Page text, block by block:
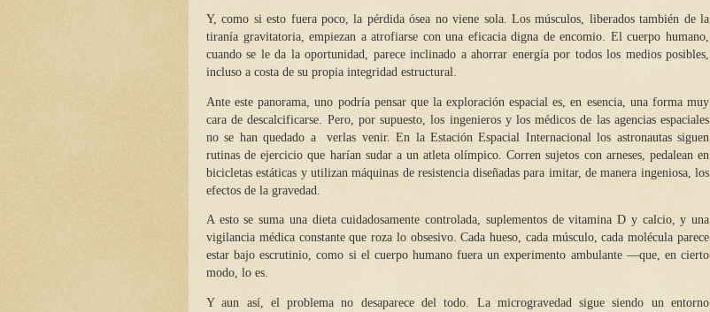
Y, como si esto fuera poco, la pérdida ósea no viene sola. Los músculos, liberados también de la
tiranía gravitatoria, empiezan a atrofiarse con una eficacia digna de encomio. El cuerpo humano,
cuando se le da la oportunidad, parece inclinado a ahorrar energía por todos los medios posibles,
incluso a costa de su propia integridad estructural.
Ante este panorama, uno podría pensar que la exploración espacial es, en esencia, una forma muy
cara de descalcificarse. Pero, por supuesto, los ingenieros y los médicos de las agencias espaciales
no se han quedado a verlas venir. En la Estación Espacial Internacional los astronautas siguen
rutinas de ejercicio que harían sudar a un atleta olímpico. Corren sujetos con arneses, pedalean en
bicicletas estáticas y utilizan máquinas de resistencia diseñadas para imitar, de manera ingeniosa, los
efectos de la gravedad.
A esto se suma una dieta cuidadosamente controlada, suplementos de vitamina D y calcio, y una
vigilancia médica constante que roza lo obsesivo. Cada hueso, cada músculo, cada molécula parece
estar bajo escrutinio, como si el cuerpo humano fuera un experimento ambulante —que, en cierto
modo, lo es.
Y aun así, el problema no desaparece del todo. La microgravedad sigue siendo un entorno